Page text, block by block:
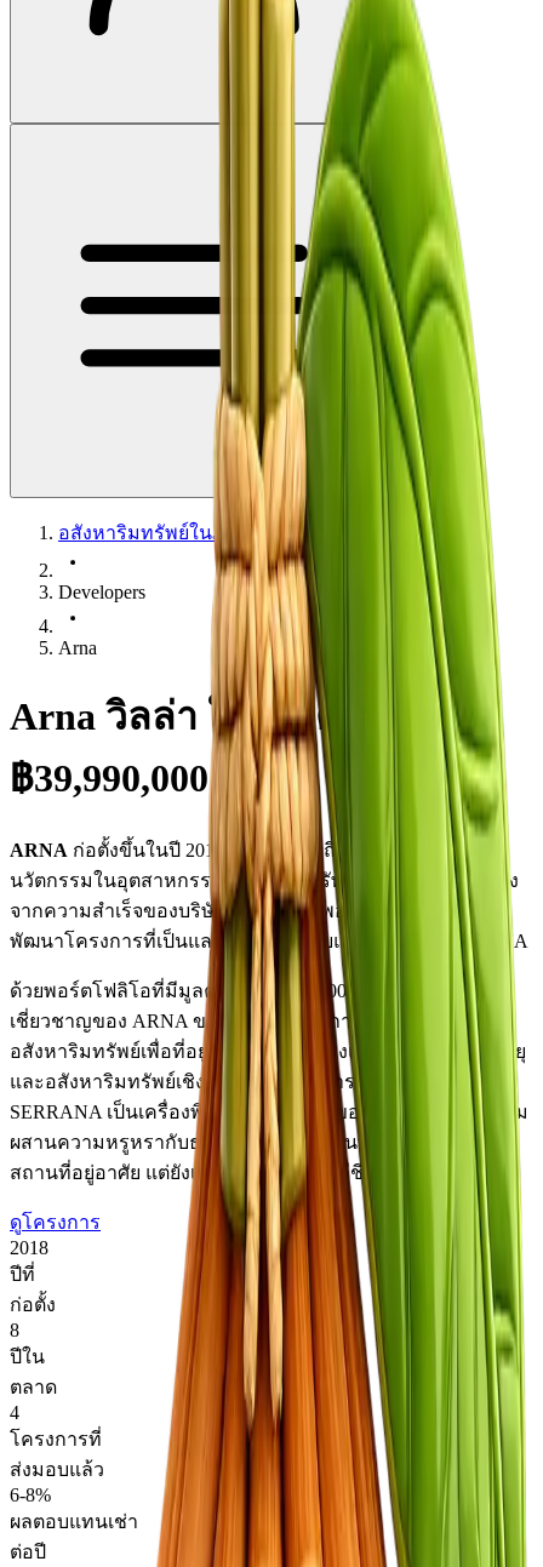
อสังหาริมทรัพย์ในภูเก็ต
Developers
Arna
Arna วิลล่า ในภูเก็ต –
฿39,990,000
ARNA ก่อตั้งขึ้นในปี 2018 เป็นชื่อที่สื่อถึงความไว้วางใจและ
นวัตกรรมในอุตสาหกรรมอสังหาริมทรัพย์ ด้วยพื้นฐานที่มั่นคง
จากความสำเร็จของบริษัท ไตรพร็อพเพอร์ตี้ จำกัด ARNA ได้
พัฒนาโครงการที่เป็นแลนด์มาร์คหลายแห่ง รวมถึง SERRANA
ด้วยพอร์ตโฟลิโอที่มีมูลค่ามากกว่า 3,000 ล้านบาท ความ
เชี่ยวชาญของ ARNA ขยายไปไกลกว่าการพัฒนา
อสังหาริมทรัพย์เพื่อที่อยู่อาศัย รวมถึงโรงแรม การดูแลผู้สูงอายุ
และอสังหาริมทรัพย์เชิงพาณิชย์ โครงการแต่ละแห่ง เช่น
SERRANA เป็นเครื่องพิสูจน์ถึงวิสัยทัศน์ของ ARNA ในการผสม
ผสานความหรูหรากับธรรมชาติ สร้างบ้านที่ไม่เพียงแต่เป็น
สถานที่อยู่อาศัย แต่ยังเป็นการลงทุนในวิถีชีวิตที่ดีกว่า
ดูโครงการ
2018
ปีที่
ก่อตั้ง
8
ปีใน
ตลาด
4
โครงการที่
ส่งมอบแล้ว
6-8%
ผลตอบแทนเช่า
ต่อปี